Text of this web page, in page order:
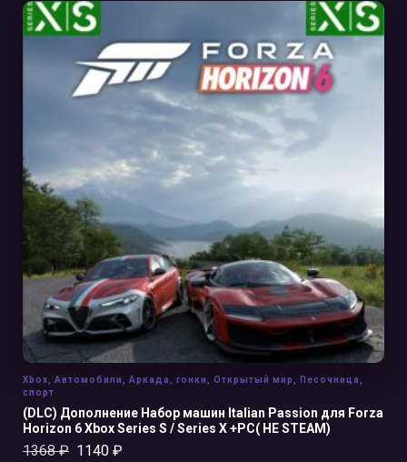
В КОРЗИНУ
(DLC) Дополнение Набор машин Italian Passion для Forza
Horizon 6 Xbox Series S / Series X +PC( НЕ STEAM)
1368₽ 1140 ₽
Xbox Автомобили Аркада гонки Открытый мир Песочница
спорт